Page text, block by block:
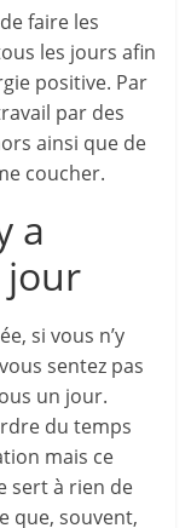
faire les
les jours afin
positive. Par
par des
ainsi que de
coucher.
a
si vous n’y
sentez pas
un jour.
du temps
mais ce
sert à rien de
que, souvent,